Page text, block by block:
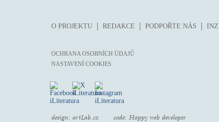
O PROJEKTU REDAKCE PODPOŘTE NÁS
OCHRANA OSOBNÍCH ÚDAJŮ
NASTAVENÍ COOKIES
design: artLab.cz code: Happy web developer